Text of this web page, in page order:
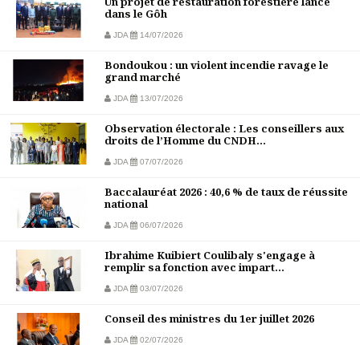
dans le Gôh
JDA 14/07/2026
Bondoukou : un violent incendie ravage le
grand marché
JDA 13/07/2026
Observation électorale : Les conseillers aux
droits de l’Homme du CNDH...
JDA 07/07/2026
Baccalauréat 2026 : 40,6 % de taux de réussite
national
JDA 06/07/2026
Ibrahime Kuibiert Coulibaly s'engage à
remplir sa fonction avec impart...
JDA 03/07/2026
Conseil des ministres du 1er juillet 2026
JDA 02/07/2026